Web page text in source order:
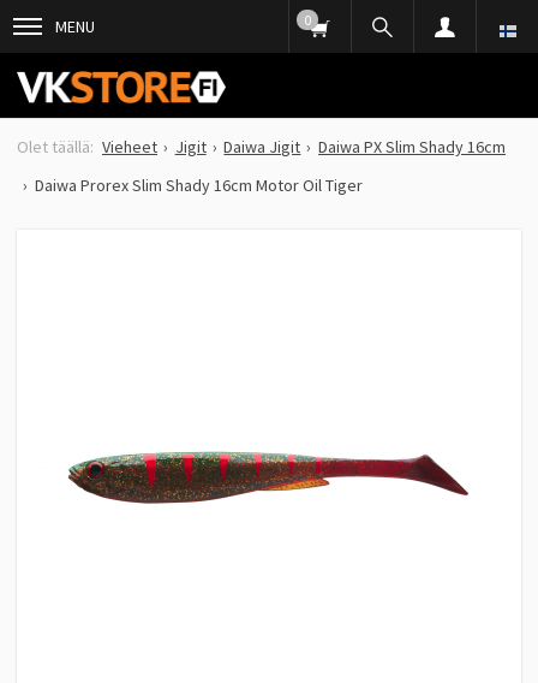
MENU 0
Vieheet Jigit Daiwa Jigit
Daiwa PX Slim Shady 16cm
Daiwa Prorex Slim Shady 16cm Motor Oil Tiger